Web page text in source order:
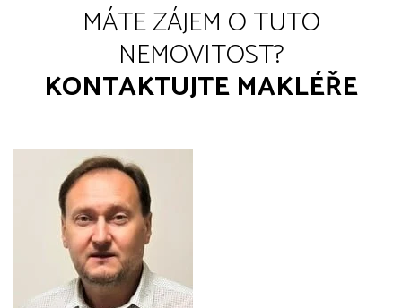
MÁTE ZÁJEM O TUTO
NEMOVITOST?
KONTAKTUJTE MAKLÉŘE